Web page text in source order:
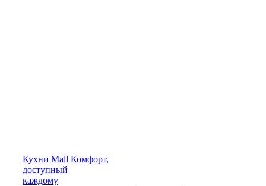
Кухни Mall Комфорт,
доступный
каждому